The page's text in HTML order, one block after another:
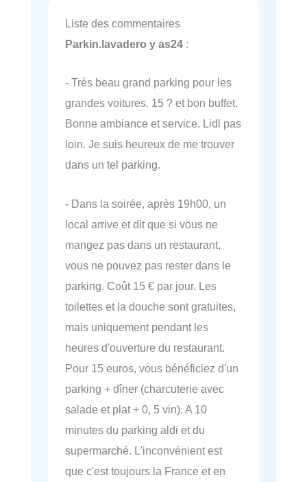
Liste des commentaires
Parkin.lavadero y as24 :
- Très beau grand parking pour les
grandes voitures. 15 ? et bon buffet.
Bonne ambiance et service. Lidl pas
loin. Je suis heureux de me trouver
dans un tel parking.
- Dans la soirée, après 19h00, un
local arrive et dit que si vous ne
mangez pas dans un restaurant,
vous ne pouvez pas rester dans le
parking. Coût 15 € par jour. Les
toilettes et la douche sont gratuites,
mais uniquement pendant les
heures d'ouverture du restaurant.
Pour 15 euros, vous bénéficiez d'un
parking + dîner (charcuterie avec
salade et plat + 0, 5 vin). A 10
minutes du parking aldi et du
supermarché. L'inconvénient est
que c'est toujours la France et en